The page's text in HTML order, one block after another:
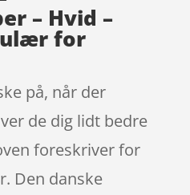
– Hvid –
for
på, når der
de dig lidt bedre
foreskriver for
Den danske